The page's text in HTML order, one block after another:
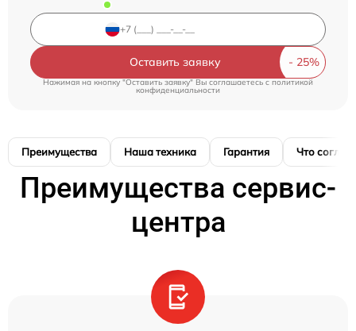
Оставить заявку
Нажимая на кнопку "Оставить заявку" Вы соглашаетесь cполитикой
конфиденциальности
Преимущества Наша техника Гарантия Что
Преимущества сервис-
центра